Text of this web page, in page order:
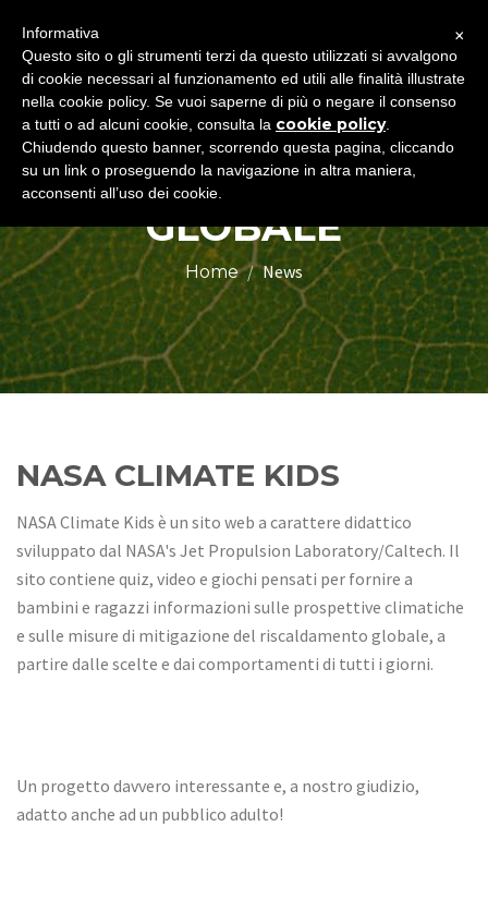
RISCALDAMENTO
GLOBALE
Home News
NASA CLIMATE KIDS
NASA Climate Kids è un sito web a carattere didattico
sviluppato dal NASA's Jet Propulsion Laboratory/Caltech. Il
sito contiene quiz, video e giochi pensati per fornire a
bambini e ragazzi informazioni sulle prospettive climatiche
e sulle misure di mitigazione del riscaldamento globale, a
partire dalle scelte e dai comportamenti di tutti i giorni.
Un progetto davvero interessante e, a nostro giudizio,
adatto anche ad un pubblico adulto!
×
Informativa
Questo sito o gli strumenti terzi da questo utilizzati si avvalgono
di cookie necessari al funzionamento ed utili alle finalità illustrate
nella cookie policy. Se vuoi saperne di più o negare il consenso
a tutti o ad alcuni cookie, consulta la cookie policy.
Chiudendo questo banner, scorrendo questa pagina, cliccando
su un link o proseguendo la navigazione in altra maniera,
acconsenti all’uso dei cookie.